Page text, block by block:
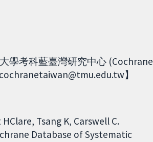
學考科藍臺灣研究中心 (Cochrane
】
Tsang K, Carswell C.
Database of Systematic